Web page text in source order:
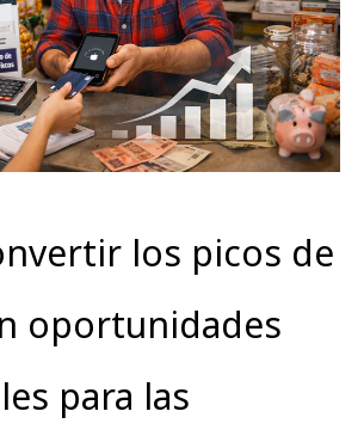
los picos de
oportunidades
para las